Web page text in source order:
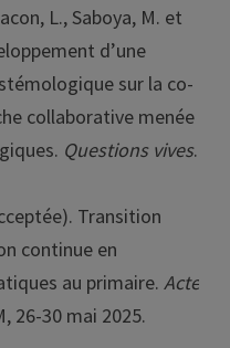
L., Saboya, M. et
d’une
sur la co-
collaborative menée
Questions vives.
Transition
continue en
au primaire. Actes
26-30 mai 2025.